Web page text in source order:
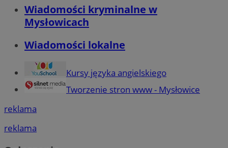
Wiadomości kryminalne w
Mysłowicach
Wiadomości lokalne
Kursy języka angielskiego
Tworzenie stron www - Mysłowice
reklama
reklama